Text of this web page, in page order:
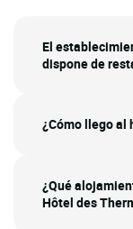
El
dispone de
¿Cómo llego al
¿Qué
Hôtel des